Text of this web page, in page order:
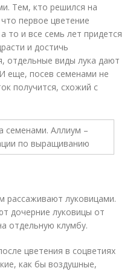
Тем, кто решился на
первое цветение
то и все семь лет придется
и достичь
отдельные виды лука дают
еще, посев семенами не
получится, схожий с
рассаживают луковицами.
дочерние луковицы от
отдельную клумбу.
цветения в соцветиях
как бы воздушные,